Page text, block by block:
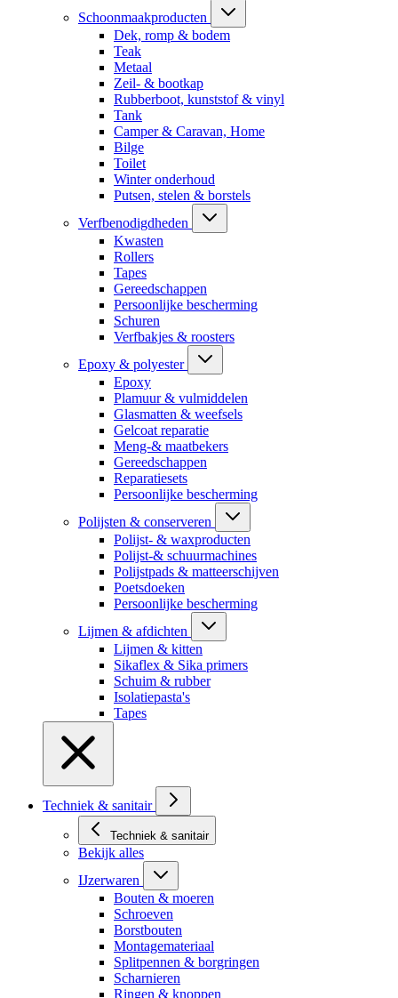
Schoonmaakproducten
Dek, romp & bodem
Teak
Metaal
Zeil- & bootkap
Rubberboot, kunststof & vinyl
Tank
Camper & Caravan, Home
Bilge
Toilet
Winter onderhoud
Putsen, stelen & borstels
Verfbenodigdheden
Kwasten
Rollers
Tapes
Gereedschappen
Persoonlijke bescherming
Schuren
Verfbakjes & roosters
Epoxy & polyester
Epoxy
Plamuur & vulmiddelen
Glasmatten & weefsels
Gelcoat reparatie
Meng-& maatbekers
Gereedschappen
Reparatiesets
Persoonlijke bescherming
Polijsten & conserveren
Polijst- & waxproducten
Polijst-& schuurmachines
Polijstpads & matteerschijven
Poetsdoeken
Persoonlijke bescherming
Lijmen & afdichten
Lijmen & kitten
Sikaflex & Sika primers
Schuim & rubber
Isolatiepasta's
Tapes
Techniek & sanitair
Techniek & sanitair
Bekijk alles
IJzerwaren
Bouten & moeren
Schroeven
Borstbouten
Montagemateriaal
Splitpennen & borgringen
Scharnieren
Ringen & knoppen